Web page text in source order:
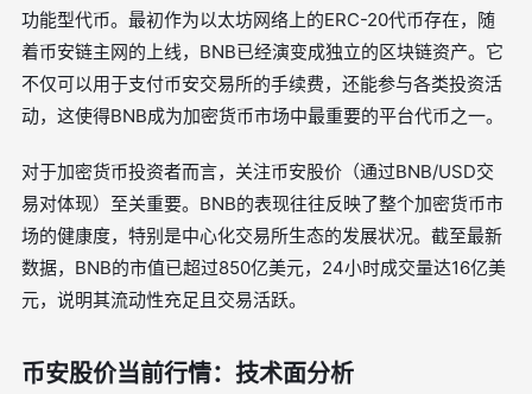
功能型代币。最初作为以太坊网络上的ERC-20代币存在，随
着币安链主网的上线，BNB已经演变成独立的区块链资产。它
不仅可以用于支付币安交易所的手续费，还能参与各类投资活
动，这使得BNB成为加密货币市场中最重要的平台代币之一。
对于加密货币投资者而言，关注币安股价（通过BNB/USD交
易对体现）至关重要。BNB的表现往往反映了整个加密货币市
场的健康度，特别是中心化交易所生态的发展状况。截至最新
数据，BNB的市值已超过850亿美元，24小时成交量达16亿美
元，说明其流动性充足且交易活跃。
币安股价当前行情：技术面分析